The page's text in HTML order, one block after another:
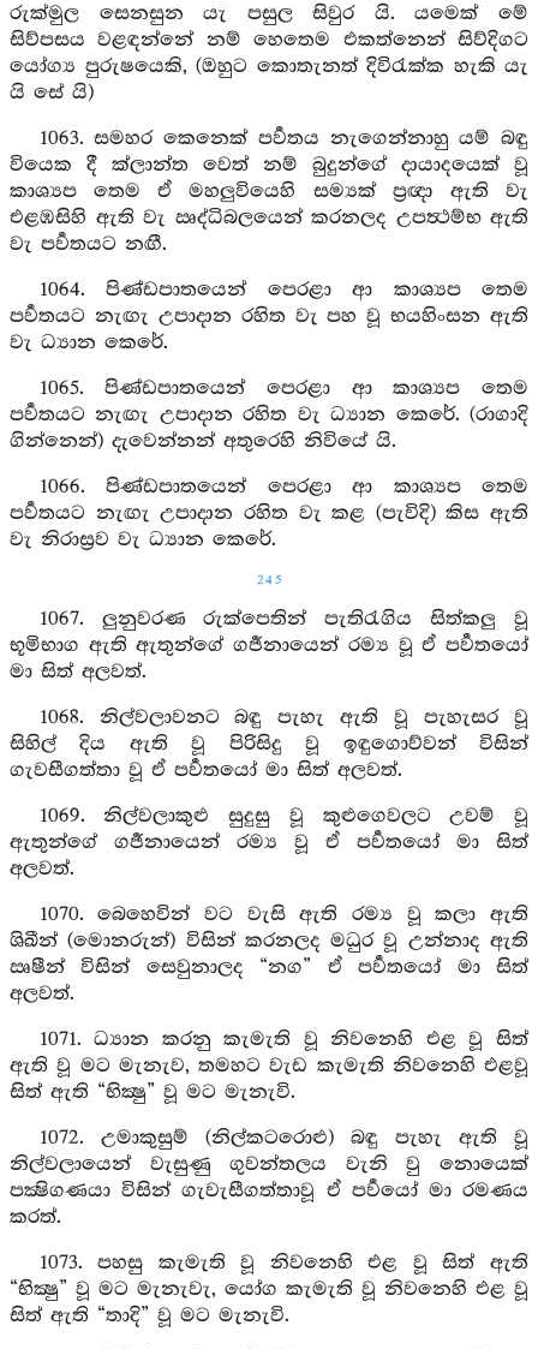
රුක්මුල සෙනසුන යැ පසුල සිවුර යි. යමෙක් මේ
සිව්පසය වළඳන්නේ නම් හෙතෙම එකත්නෙන් සිව්දිගට
යෝග්‍ය පුරුෂයෙකි, (ඔහුට කොතැනත් දිවිරැක්ක හැකි යැ
යි සේ යි)
1063. සමහර කෙනෙක් පර්‍වතය නැගෙන්නාහු යම් බඳු
වියෙක දී ක්ලාන්ත වෙත් නම් බුදුන්ගේ දායාදයෙක් වූ
කාශ්‍යප තෙම ඒ මහලුවියෙහි සම්‍යක් ප්‍රඥා ඇති වැ
එළඹසිහි ඇති වැ ඍද්ධිබලයෙන් කරනලද උපත්‍ථම්භ ඇති
වැ පර්‍වතයට නඟී.
1064. පිණ්ඩපාතයෙන් පෙරළා ආ කාශ්‍යප තෙම
පර්‍වතයට නැඟැ උපාදාන රහිත වැ පහ වූ භයහිංසන ඇති
වැ ධ්‍යාන කෙරේ.
1065. පිණ්ඩපාතයෙන් පෙරළා ආ කාශ්‍යප තෙම
පර්‍වතයට නැඟැ උපාදාන රහිත වැ ධ්‍යාන කෙරේ. (රාගාදි
ගින්නෙන්) දැවෙන්නන් අතුරෙහි නිවියේ යි.
1066. පිණ්ඩපාතයෙන් පෙරළා ආ කාශ්‍යප තෙම
පර්‍වතයට නැඟැ උපාදාන රහිත වැ කළ (පැවිදි) කිස ඇති
වැ නිරාස්‍රව වැ ධ්‍යාන කෙරේ.
245
1067. ලුනුවරණ රුක්පෙතින් පැතිරැගිය සිත්කලු වූ
භූමිභාග ඇති ඇතුන්ගේ ගර්‍ජනායෙන් රම්‍ය වූ ඒ පර්‍වතයෝ
මා සිත් අලවත්.
1068. නිල්වලාවනට බඳු පැහැ ඇති වූ පැහැසර වූ
සිහිල් දිය ඇති වූ පිරිසිදු වූ ඉඳුගොව්වන් විසින්
ගැවසීගත්තා වූ ඒ පර්‍වතයෝ මා සිත් අලවත්.
1069. නිල්වලාකුළු සුදුසු වූ කුළුගෙවලට උවම් වූ
ඇතුන්ගේ ගර්‍ජනායෙන් රම්‍ය වූ ඒ පර්‍වතයෝ මා සිත්
අලවත්.
1070. බෙහෙවින් වට වැසි ඇති රම්‍ය වූ කලා ඇති
ශිඛීන් (මොනරුන්) විසින් කරනලද මධුර වූ උන්නාද ඇති
ඍෂීන් විසින් සෙවුනාලද “නග” ඒ පර්‍වතයෝ මා සිත්
අලවත්.
1071. ධ්‍යාන කරනු කැමැති වූ නිවනෙහි එළ වූ සිත්
ඇති වූ මට මැනැව, තමහට වැඩ කැමැති නිවනෙහි එළවූ
සිත් ඇති “භික්‍ෂු” වූ මට මැනැවි.
1072. උමාකුසුම් (නිල්කටරොළු) බඳු පැහැ ඇති වූ
නිල්වලායෙන් වැසුණු ගුවන්තලය වැනි වු නොයෙක්
පක්‍ෂිගණයා විසින් ගැවැසීගත්තාවූ ඒ පර්‍වයෝ මා රමණය
කරත්.
1073. පහසු කැමැති වූ නිවනෙහි එළ වූ සිත් ඇති
“භික්‍ෂු” වූ මට මැනැවැ, යෝග කැමැති වූ නිවනෙහි එළ වූ
සිත් ඇති “තාදි” වූ මට මැනැවි.